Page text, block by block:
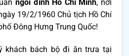
ngôi đình Hồ Chí Minh, nơi
19/2/1960 Chủ tịch Hồ Chí
Đông Hưng Trung Quốc!
khách bách bộ đi ăn trưa tại